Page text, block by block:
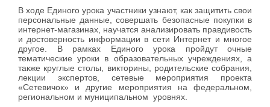
В ходе Единого урока участники узнают, как защитить свои
персональные данные, совершать безопасные покупки в
интернет-магазинах, научатся анализировать правдивость
и достоверность информации в сети Интернет и многое
другое. В рамках Единого урока пройдут очные
тематические уроки в образовательных учреждениях, а
также круглые столы, викторины, родительские собрания,
лекции экспертов, сетевые мероприятия проекта
«Сетевичок» и другие мероприятия на федеральном,
региональном и муниципальном уровнях.